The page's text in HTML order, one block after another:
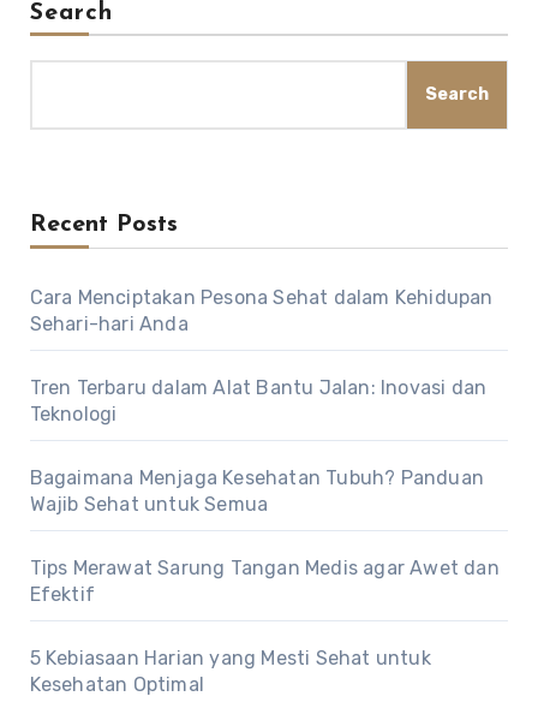
Search
Search
Recent Posts
Cara Menciptakan Pesona Sehat dalam Kehidupan
Sehari-hari Anda
Tren Terbaru dalam Alat Bantu Jalan: Inovasi dan
Teknologi
Bagaimana Menjaga Kesehatan Tubuh? Panduan
Wajib Sehat untuk Semua
Tips Merawat Sarung Tangan Medis agar Awet dan
Efektif
5 Kebiasaan Harian yang Mesti Sehat untuk
Kesehatan Optimal